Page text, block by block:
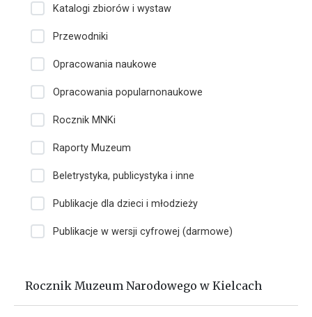
Katalogi zbiorów i wystaw
Przewodniki
Opracowania naukowe
Opracowania popularnonaukowe
Rocznik MNKi
Raporty Muzeum
Beletrystyka, publicystyka i inne
Publikacje dla dzieci i młodzieży
Publikacje w wersji cyfrowej (darmowe)
Wydawnictwa
Rocznik Muzeum Narodowego w Kielcach